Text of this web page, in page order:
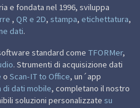
e fondata nel 1996, sviluppa
, QR e 2D, stampa, etichettatura,
dati.
standard come TFORMer,
. Strumenti di acquisizione dati
o Scan-IT to Office, un´app
di dati mobile, completano il nostro
soluzioni personalizzate su